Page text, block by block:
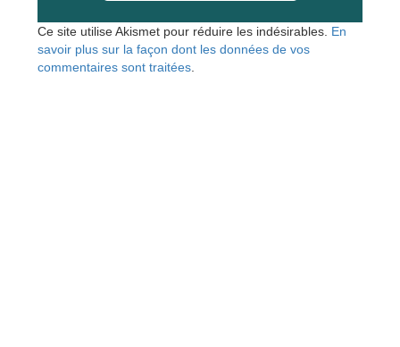
Ce site utilise Akismet pour réduire les indésirables. En
savoir plus sur la façon dont les données de vos
commentaires sont traitées